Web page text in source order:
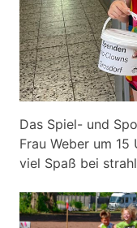
Das Spiel- und
Frau Weber um
viel Spaß bei